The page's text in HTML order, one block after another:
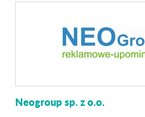
Neogroup sp. z o.o.